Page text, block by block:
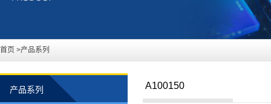
首页 >产品系列
产品系列 A100150